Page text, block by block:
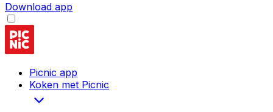
Download app
Picnic app
Koken met Picnic